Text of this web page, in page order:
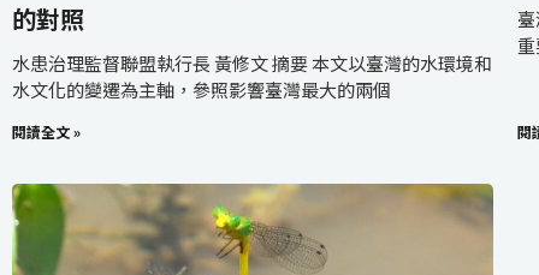
的對照
水患治理監督聯盟執行長 黃修文 摘要 本文以臺灣的水環境和
水文化的變遷為主軸，參照影響臺灣最大的兩個
閱讀全文 » 閱